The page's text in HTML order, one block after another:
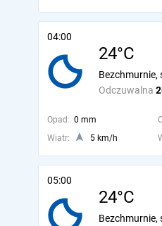
04:00
24°C
Odczuwalna
Bezchmurnie,
Opad: 0 mm
Wiatr:
5 km/h
05:00
24°C
Bezchmurnie,